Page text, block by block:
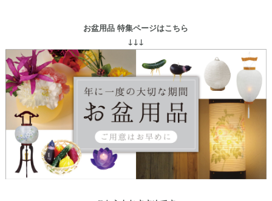
お盆用品 特集ページはこちら
↓↓↓